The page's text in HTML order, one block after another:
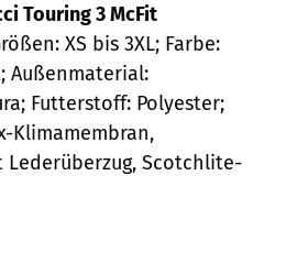
Touring 3 McFit
XS bis 3XL; Farbe:
Außenmaterial:
Futterstoff: Polyester;
Klimamembran,
Lederüberzug, Scotchlite-